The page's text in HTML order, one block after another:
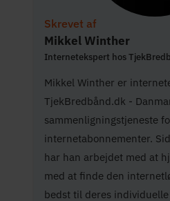
Skrevet af
Mikkel Winther
Internetekspert hos
Mikkel Winther er
TjekBredbånd.dk -
sammenligningstjeneste
internetabonnementer.
har han arbejdet med at
med at finde den
bedst til deres